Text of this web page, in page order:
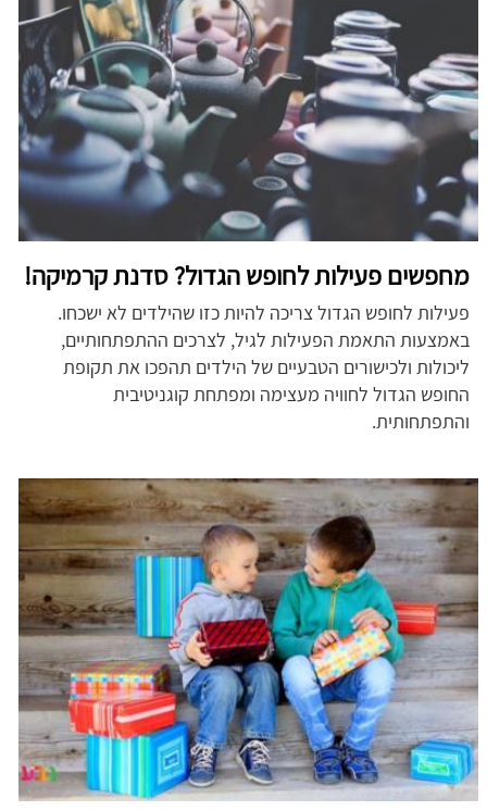
מחפשים פעילות לחופש הגדול? סדנת קרמיקה!
פעילות לחופש הגדול צריכה להיות כזו שהילדים לא ישכחו.
באמצעות התאמת הפעילות לגיל, לצרכים ההתפתחותיים,
ליכולות ולכישורים הטבעיים של הילדים תהפכו את תקופת
החופש הגדול לחוויה מעצימה ומפתחת קוגניטיבית
והתפתחותית.